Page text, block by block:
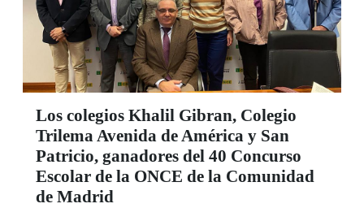
Los colegios Khalil Gibran, Colegio
Trilema Avenida de América y San
Patricio, ganadores del 40 Concurso
Escolar de la ONCE de la Comunidad
de Madrid